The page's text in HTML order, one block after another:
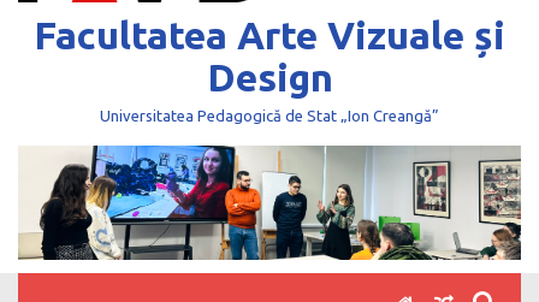
Facultatea Arte Vizuale și
Design
Universitatea Pedagogică de Stat „Ion Creangă”